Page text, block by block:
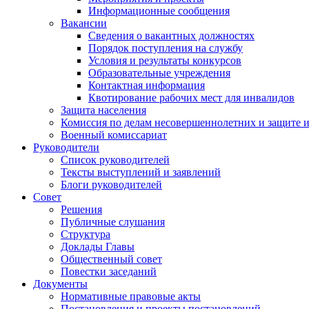
Информационные сообщения
Вакансии
Сведения о вакантных должностях
Порядок поступления на службу
Условия и результаты конкурсов
Образовательные учреждения
Контактная информация
Квотирование рабочих мест для инвалидов
Защита населения
Комиссия по делам несовершеннолетних и защите
Военный комиссариат
Руководители
Список руководителей
Тексты выступлений и заявлений
Блоги руководителей
Совет
Решения
Публичные слушания
Структура
Доклады Главы
Общественный совет
Повестки заседаний
Документы
Нормативные правовые акты